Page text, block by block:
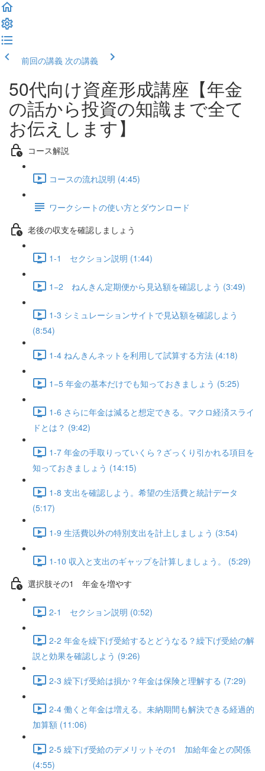
前回の講義 次の講義
50代向け資産形成講座【年金
の話から投資の知識まで全て
お伝えします】
コース解説
コースの流れ説明 (4:45)
ワークシートの使い方とダウンロード
老後の収支を確認しましょう
1-1 セクション説明 (1:44)
1−2 ねんきん定期便から見込額を確認しよう (3:49)
1-3 シミュレーションサイトで見込額を確認しよう
(8:54)
1-4 ねんきんネットを利用して試算する方法 (4:18)
1−5 年金の基本だけでも知っておきましょう (5:25)
1-6 さらに年金は減ると想定できる。マクロ経済スライ
ドとは？ (9:42)
1-7 年金の手取りっていくら？ざっくり引かれる項目を
知っておきましょう (14:15)
1-8 支出を確認しよう。希望の生活費と統計データ
(5:17)
1-9 生活費以外の特別支出を計上しましょう (3:54)
1-10 収入と支出のギャップを計算しましょう。 (5:29)
選択肢その1 年金を増やす
2-1 セクション説明 (0:52)
2-2 年金を繰下げ受給するとどうなる？繰下げ受給の解
説と効果を確認しよう (9:26)
2-3 繰下げ受給は損か？年金は保険と理解する (7:29)
2-4 働くと年金は増える。未納期間も解決できる経過的
加算額 (11:06)
2-5 繰下げ受給のデメリットその1 加給年金との関係
(4:55)